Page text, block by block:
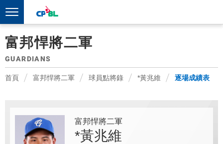
富邦悍將二軍
GUARDIANS
首頁 富邦悍將二軍 球員點將錄 *黃兆維 逐場成績表
富邦悍將二軍
*黃兆維